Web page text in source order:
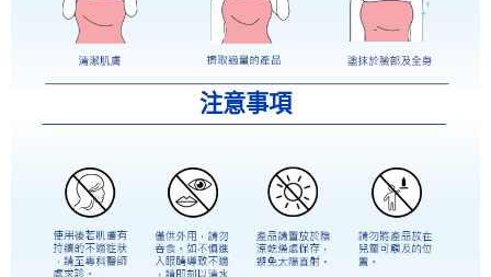
注意事項